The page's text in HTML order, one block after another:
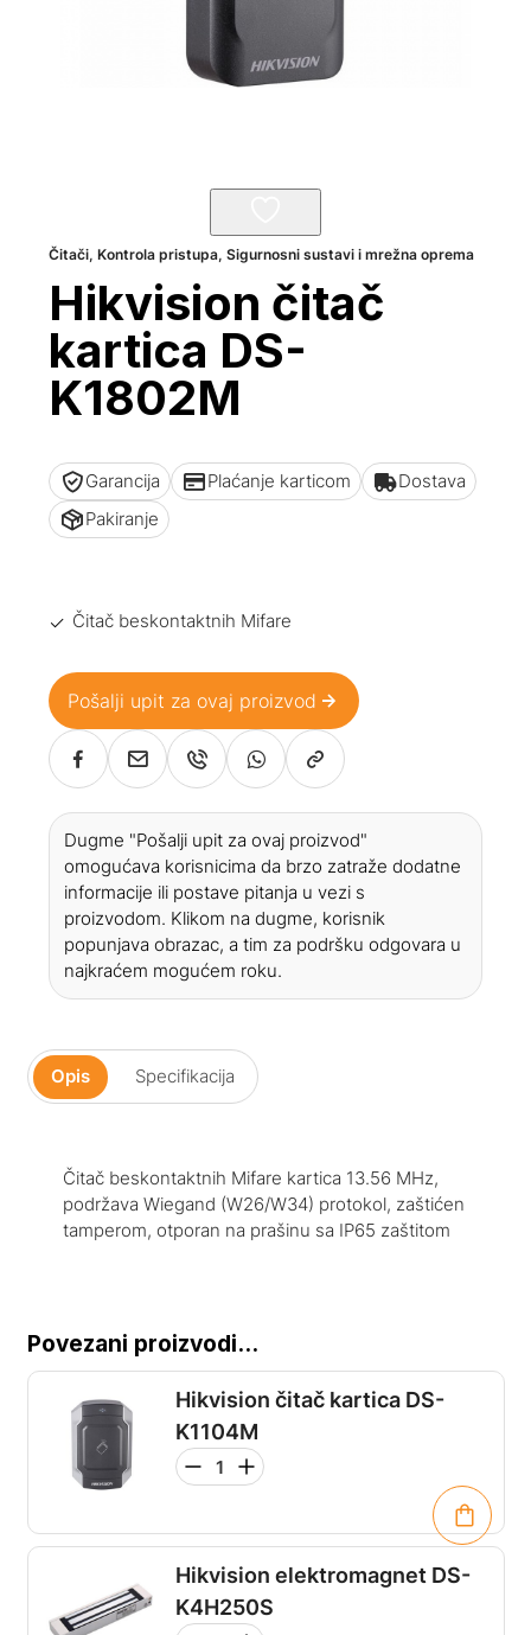
Čitači,Kontrola pristupa,Sigurnosni sustavi i mrežna oprema
Hikvision čitač
kartica DS-
K1802M
Garancija Plaćanje karticom
Dostava
Pakiranje
Čitač beskontaktnih Mifare
Pošalji upit za ovaj proizvod
Dugme "Pošalji upit za ovaj proizvod"
omogućava korisnicima da brzo zatraže dodatne
informacije ili postave pitanja u vezi s
proizvodom. Klikom na dugme, korisnik
popunjava obrazac, a tim za podršku odgovara u
najkraćem mogućem roku.
Opis Specifikacija
Čitač beskontaktnih Mifare kartica 13.56 MHz,
podržava Wiegand (W26/W34) protokol, zaštićen
tamperom, otporan na prašinu sa IP65 zaštitom
Povezani proizvodi...
Hikvision čitač kartica DS-
K1104M
Hikvision elektromagnet DS-
K4H250S